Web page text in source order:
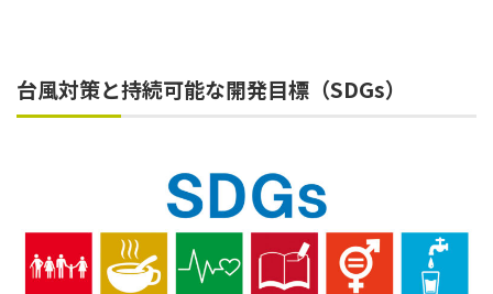
台風対策と持続可能な開発目標（SDGs）